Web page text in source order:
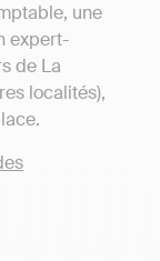
une
expert-
de La
localités),